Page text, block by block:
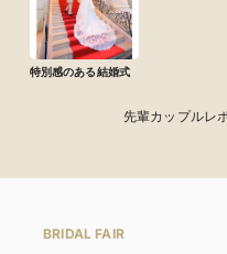
特別感のある結婚式
先輩カップルレ
BRIDAL FAIR